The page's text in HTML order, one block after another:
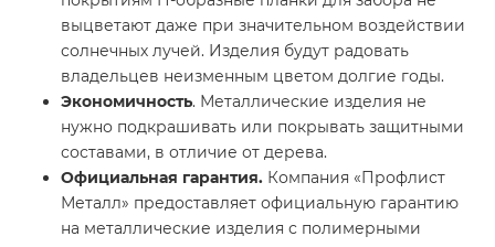
выцветают даже при значительном воздействии
солнечных лучей. Изделия будут радовать
владельцев неизменным цветом долгие годы.
Экономичность. Металлические изделия не
нужно подкрашивать или покрывать защитными
составами, в отличие от дерева.
Официальная гарантия. Компания «Профлист
Металл» предоставляет официальную гарантию
на металлические изделия с полимерными